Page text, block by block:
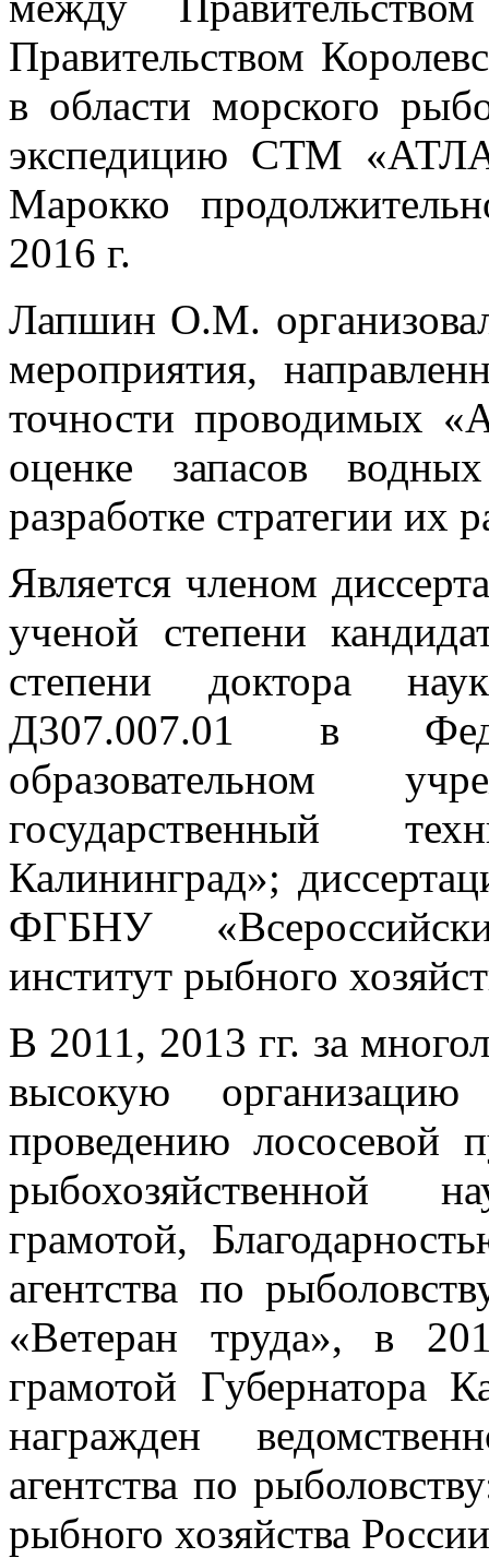
Правительством
в области морского
экспедицию СТМ
Марокко
2016 г.
Лапшин О.М.
мероприятия,
точности проводимых
оценке запасов
разработке стратегии их
Является членом
ученой степени
степени доктора
Д307.007.01 в
образовательном
государственный
Калининград»;
ФГБНУ
институт рыбного
В 2011, 2013 гг. за
высокую
проведению лососевой
рыбохозяйственной
грамотой,
агентства по
«Ветеран труда», в
грамотой Губернатора
награжден
агентства по
рыбного хозяйства